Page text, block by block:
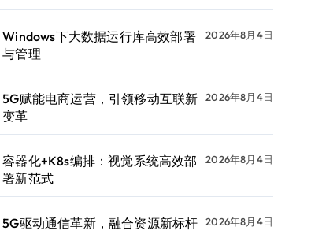
Windows下大数据运行库高效部署
与管理
2026年8月4日
5G赋能电商运营，引领移动互联新
变革
2026年8月4日
容器化+K8s编排：视觉系统高效部
署新范式
2026年8月4日
5G驱动通信革新，融合资源新标杆 2026年8月4日